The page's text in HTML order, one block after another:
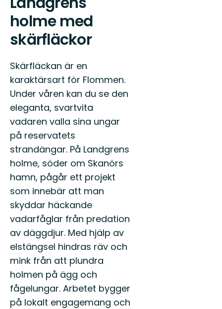
holme med
skärfläckor
Skärfläckan är en
karaktärsart för Flommen.
Under våren kan du se den
eleganta, svartvita
vadaren valla sina ungar
på reservatets
strandängar. På Landgrens
holme, söder om Skanörs
hamn, pågår ett projekt
som innebär att man
skyddar häckande
vadarfåglar från predation
av däggdjur. Med hjälp av
elstängsel hindras räv och
mink från att plundra
holmen på ägg och
fågelungar. Arbetet bygger
på lokalt engagemang och